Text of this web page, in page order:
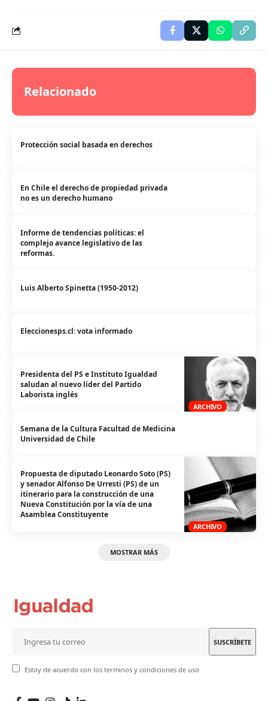
Relacionado
Protección social basada en derechos
En Chile el derecho de propiedad privada
no es un derecho humano
Informe de tendencias políticas: el
complejo avance legislativo de las
reformas.
Luis Alberto Spinetta (1950-2012)
Eleccionesps.cl: vota informado
ARCHIVO
Presidenta del PS e Instituto Igualdad
saludan al nuevo líder del Partido
Laborista inglés
Semana de la Cultura Facultad de Medicina
Universidad de Chile
ARCHIVO
Propuesta de diputado Leonardo Soto (PS)
y senador Alfonso De Urresti (PS) de un
itinerario para la construcción de una
Nueva Constitución por la vía de una
Asamblea Constituyente
MOSTRAR MÁS
Estoy de acuerdo con los terminos y condiciones de uso